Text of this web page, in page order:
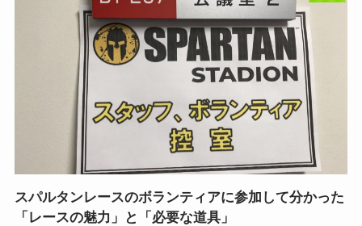
スパルタンレースのボランティアに参加して分かった
「レースの魅力」と「必要な道具」